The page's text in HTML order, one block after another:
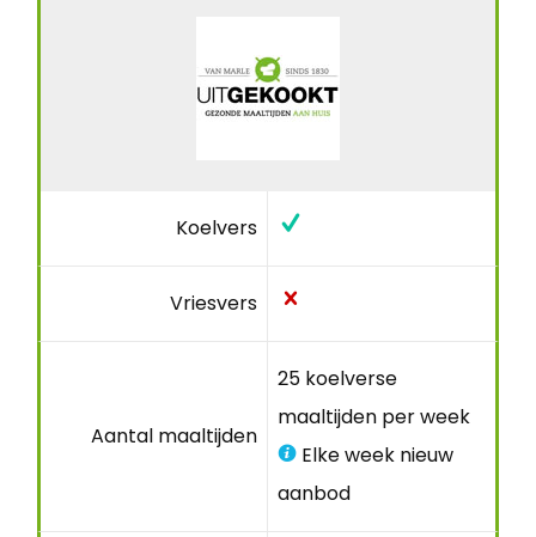
Koelvers
Vriesvers
Aantal maaltijden
25 koelverse
maaltijden per week
Elke week nieuw
aanbod